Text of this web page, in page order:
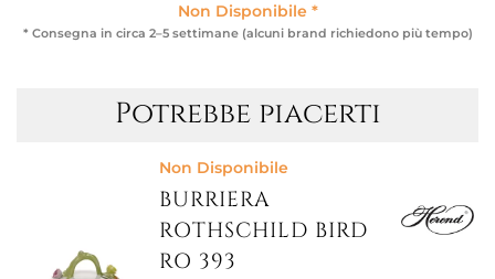
Non Disponibile *
* Consegna in circa 2–5 settimane (alcuni brand richiedono più tempo)
Potrebbe piacerti
Non Disponibile
BURRIERA
ROTHSCHILD BIRD
RO 393